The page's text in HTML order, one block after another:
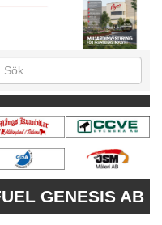
GENESIS AB